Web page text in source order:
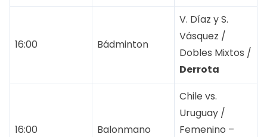
16:00 Bádminton
V. Díaz y S.
Vásquez /
Dobles Mixtos /
Derrota
16:00 Balonmano
Chile vs.
Uruguay /
Femenino –